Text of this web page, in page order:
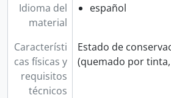
Idioma del
material
español
Característi
cas físicas y
requisitos
técnicos
Estado de
(quemado por